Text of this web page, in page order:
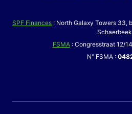
SPF Finances : North Galaxy Towers 33,
Schaerbeek
FSMA: Congresstraat 12/
N° FSMA :